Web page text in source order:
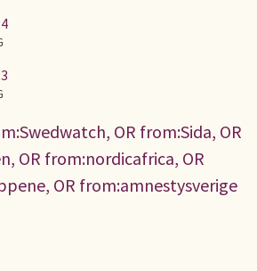
OR from:Sida, OR
OR from:nordicafrica, OR
OR from:amnestysverige